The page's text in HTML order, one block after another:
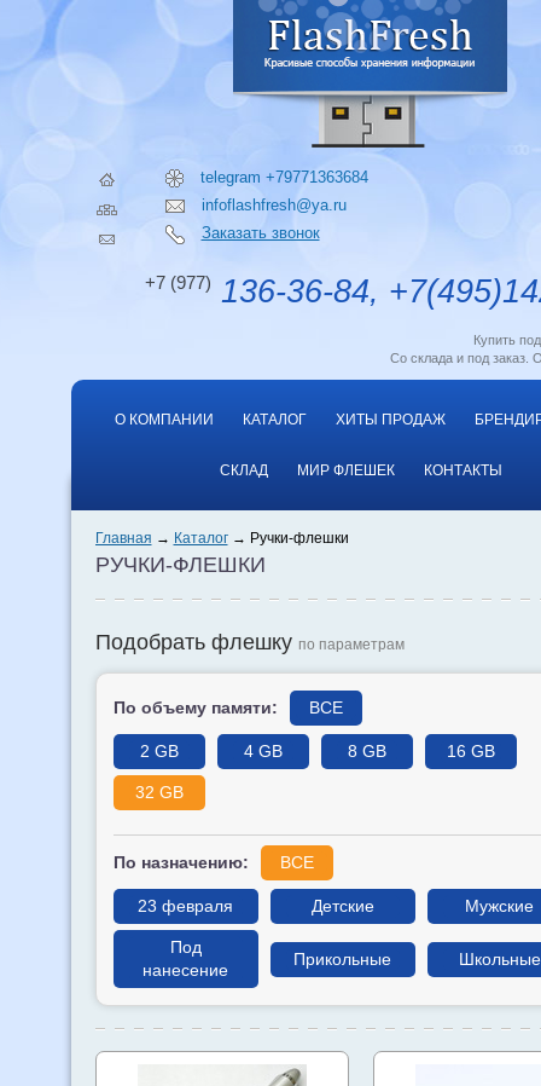
telegram +79771363684
infoflashfresh@ya.ru
Заказать звонок
+7 (977) 136-36-84,
Купить
Со склада и под заказ.
О КОМПАНИИ КАТАЛОГ ХИТЫ ПРОДАЖ
СКЛАД МИР ФЛЕШЕК КОНТАКТЫ
Главная Каталог Ручки-флешки
РУЧКИ-ФЛЕШКИ
Подобрать флешку по параметрам
По объему памяти: ВСЕ
2 GB 4 GB 8 GB 16 GB
32 GB
По назначению: ВСЕ
23 февраля Детские Мужские
Под
нанесение
Прикольные Школьные